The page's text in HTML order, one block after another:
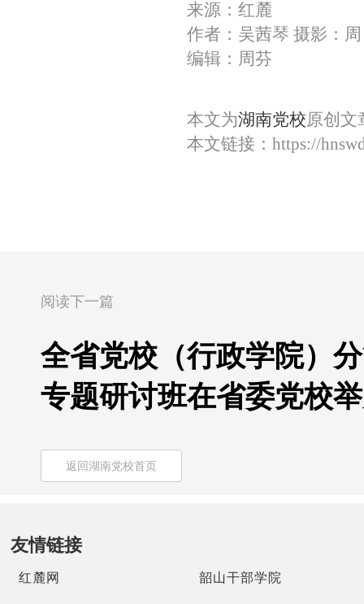
来源：红麓
作者：吴茜琴 摄影：
编辑：周芬
本文为湖南党校原创文
本文链接： https://
阅读下一篇
全省党校（行政学院）
专题研讨班在省委党校
返回湖南党校首页
友情链接
红麓网 韶山干部学院